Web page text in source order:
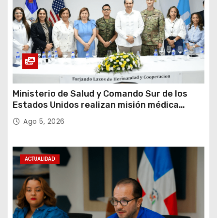
Ministerio de Salud y Comando Sur de los
Estados Unidos realizan misión médica
Amistad 2026 en La Vega
Ago 5, 2026
ACTUALIDAD